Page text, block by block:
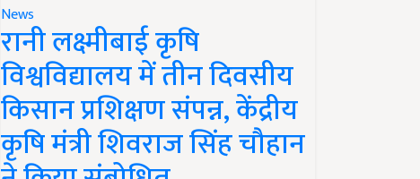
News
रानी लक्ष्मीबाई कृषि
विश्वविद्यालय में तीन दिवसीय
किसान प्रशिक्षण संपन्न, केंद्रीय
कृषि मंत्री शिवराज सिंह चौहान